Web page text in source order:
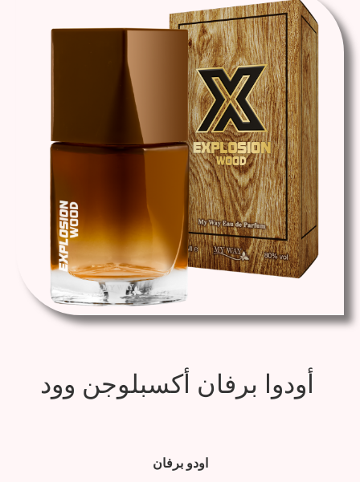
اودو برفان